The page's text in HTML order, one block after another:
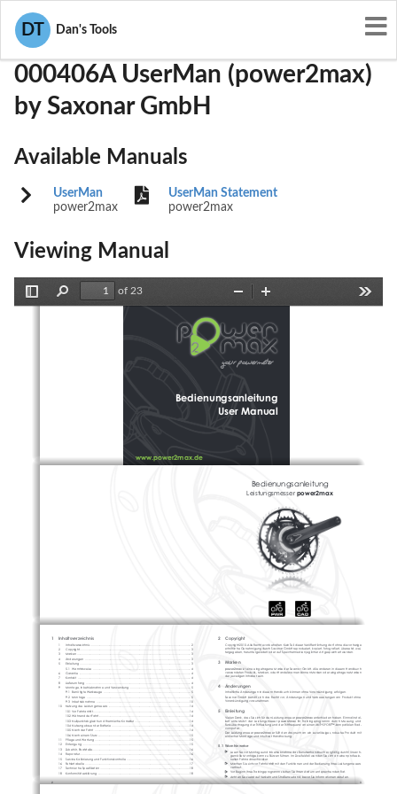
DT Dan's Tools
User Manuals ZQ2-000406A
000406A UserMan (power2max)
by Saxonar GmbH
Available Manuals
UserMan
power2max
UserMan Statement
power2max
Viewing Manual
Find
of 23
Zoom
www.power2max.de
your powermeter
Bedienungsanleitung
User Manual
Bedienungsanleitung
Leistungsmesser power2max
3
2   Copyright
        Copyright 2010. Alle Rechte vorbehalten. Kein Teil dieser Veröffentlichung darf ohne die vorherige
schriftliche Genehmigung durch Saxonar GmbH reproduziert, kopiert, fotografiert, übersetzt, wei-
tergegeben, heruntergeladen oder auf Speichermedien jeglicher Art gespeichert werden.
3   Marken
power2max ist eine  eingetragene Marke der Saxonar GmbH. Alle anderen in diesem Handbuch
verwendeten Produkt-, Marken- oder Handelsnamen können Marken oder eingetragene Marken
der jeweiligen Inhaber sein.
4   Änderungen
        Inhaltliche Änderungen in diesem Handbuch können ohne Vorankündigung erfolgen.
        Saxonar GmbH behält sich das Recht vor, Änderungen und Verbesserungen am Produkt ohne
Vorankündigung vorzunehmen.
5   Einleitung
        Vielen Dank, dass Sie sich für den Leistungsmesser
power2max entschieden haben. Einmal instal-
liert  unterstützt  der  Leistungsmesser power2max Ihr  Trainingsprogramm  durch  Messung  und
Funkübertragung der Trittleistung und der Trittfrequenz an einen ANT+SPORT™-kompatiblen Rad-
computer.
        Der Leistungsmesser
power2max erfüllt den Anspruch an ein zuverlässiges, robustes Produkt mit
einfacher Montage und intuitiver Handhabung.
5.1 Warnhinweise
   Lesen Sie vor Montage und Inbetriebnahme das Benutzerhandbuch sorgfältig durch! Unsach-
gemäße Montage kann zu Stürzen führen. Im Zweifelsfall wenden Sie sich an einen professio-
nellen Fahrradmechaniker.
   Machen Sie sich vor Fahrtantritt mit den Funktionen und der Bedienung Ihres Leistungsmessers
vertraut.
   Vor Beginn Ihres Trainingsprogramms bitten Sie Ihren Arzt um entsprechenden Rat.
   Achten Sie zuerst auf Verkehr und Straßenzustand, bevor Sie Informationen abrufen.
1   Inhaltsverzeichnis
        1       Inhaltsverzeichnis .............................................................................................
.............................. 2
        2       Copyright .......................................................................................................
................................. 3
        3       Marken ..........................................................................................................
.................................. 3
        4       Änderungen  .....................................................................................................
............................. 3
        5       Einleitung .....................................................................................................
................................... 3
                5.1 Warnhinweise  ...............................................................................................
......................... 4
        6       Garantie .......................................................................................................
.................................. 4
        7       Kontakt ........................................................................................................
................................... 4
        8       Lieferumfang  ...................................................................................................
.............................. 4
        9       Montage, Inbetriebnahme und Verwendung .........................................................................
.. 5
                9.1 Benötigte Werkzeuge  ........................................................................................
................... 5
                9.2 Montage  ....................................................................................................
............................ 5
                9.3 Inbetriebnahme  .............................................................................................
..................... 10
        10     Nutzung des Leistungsmessers ....................................................................................
............... 14
                10.1 Vor Fahrtantritt...........................................................................................
........................... 14
                10.2 Während der Fahrt..........................................................................................
..................... 14
                10.3 Nullpunktabgleich und thermische Korrektur.................................................................
.. 14
                10.4 Nutzungsdauer der Batterie ................................................................................
............... 14
                10.5 Nach der Fahrt  ............................................................................................
........................ 14
                10.6 Nach einem Sturz...........................................................................................
...................... 15
        11     Pflege und Wartung ..............................................................................................
...................... 15
        12     Entsorgung ......................................................................................................
............................. 15
        13     Zubehör, Ersatzteile.............................................................................................
.......................... 16
        14     Reparatur........................................................................................................
.............................. 16
        15     Service Kalibrierung und Funktionskontrolle .....................................................................
........ 16
        16     Fehlertabelle ...................................................................................................
............................. 17
        17     Technische Spezifikation ........................................................................................
..................... 18
        18     Konformitätserklärung ............................................................................................
..................... 18
2